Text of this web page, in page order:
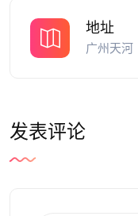
地址
广州天河
发表评论